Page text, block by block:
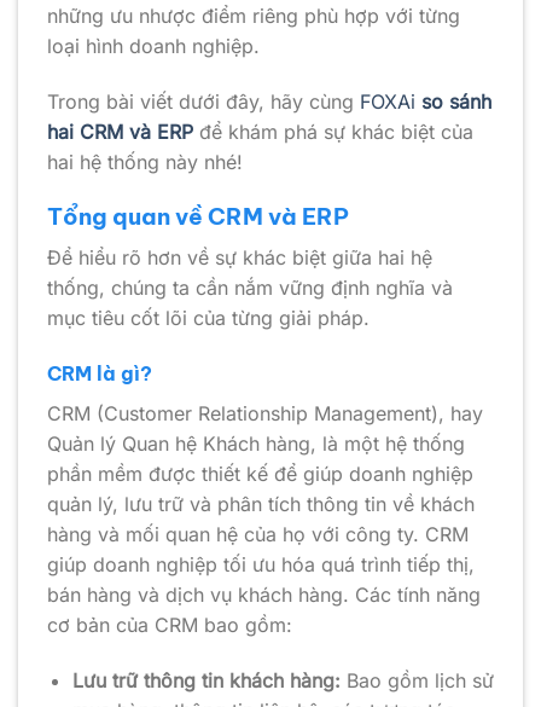
những ưu nhược điểm riêng phù hợp với từng
loại hình doanh nghiệp.
Trong bài viết dưới đây, hãy cùng FOXAi so sánh
hai CRM và ERP để khám phá sự khác biệt của
hai hệ thống này nhé!
Tổng quan về CRM và ERP
Để hiểu rõ hơn về sự khác biệt giữa hai hệ
thống, chúng ta cần nắm vững định nghĩa và
mục tiêu cốt lõi của từng giải pháp.
CRM là gì?
CRM (Customer Relationship Management), hay
Quản lý Quan hệ Khách hàng, là một hệ thống
phần mềm được thiết kế để giúp doanh nghiệp
quản lý, lưu trữ và phân tích thông tin về khách
hàng và mối quan hệ của họ với công ty. CRM
giúp doanh nghiệp tối ưu hóa quá trình tiếp thị,
bán hàng và dịch vụ khách hàng. Các tính năng
cơ bản của CRM bao gồm:
Lưu trữ thông tin khách hàng: Bao gồm lịch sử